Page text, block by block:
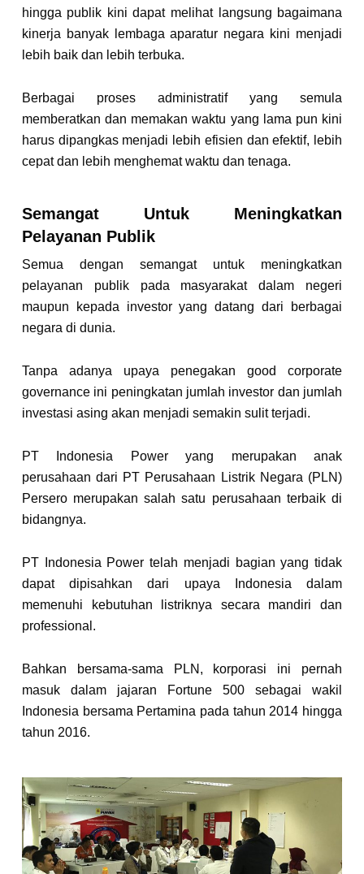
hingga publik kini dapat melihat langsung bagaimana
kinerja banyak lembaga aparatur negara kini menjadi
lebih baik dan lebih terbuka.
Berbagai proses administratif yang semula
memberatkan dan memakan waktu yang lama pun kini
harus dipangkas menjadi lebih efisien dan efektif, lebih
cepat dan lebih menghemat waktu dan tenaga.
Semangat Untuk Meningkatkan
Pelayanan Publik
Semua dengan semangat untuk meningkatkan
pelayanan publik pada masyarakat dalam negeri
maupun kepada investor yang datang dari berbagai
negara di dunia.
Tanpa adanya upaya penegakan good corporate
governance ini peningkatan jumlah investor dan jumlah
investasi asing akan menjadi semakin sulit terjadi.
PT Indonesia Power yang merupakan anak
perusahaan dari PT Perusahaan Listrik Negara (PLN)
Persero merupakan salah satu perusahaan terbaik di
bidangnya.
PT Indonesia Power telah menjadi bagian yang tidak
dapat dipisahkan dari upaya Indonesia dalam
memenuhi kebutuhan listriknya secara mandiri dan
professional.
Bahkan bersama-sama PLN, korporasi ini pernah
masuk dalam jajaran Fortune 500 sebagai wakil
Indonesia bersama Pertamina pada tahun 2014 hingga
tahun 2016.